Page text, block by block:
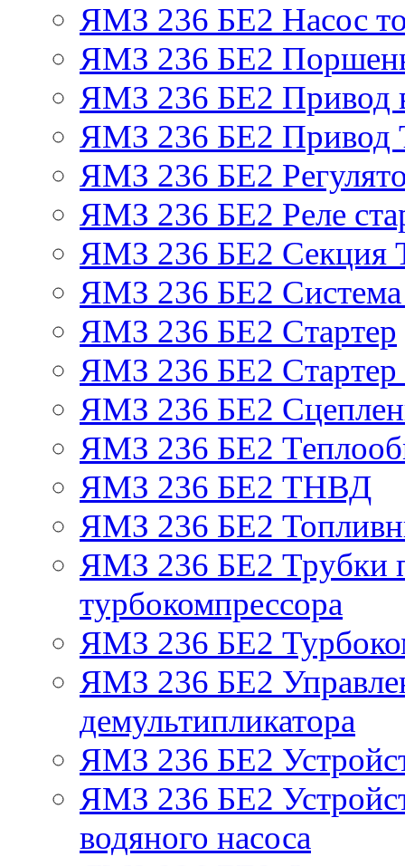
ЯМЗ 236 БЕ2 Насос
ЯМЗ 236 БЕ2
ЯМЗ 236 БЕ2 Привод
ЯМЗ 236 БЕ2
ЯМЗ 236 БЕ2
ЯМЗ 236 БЕ2 Реле
ЯМЗ 236 БЕ2
ЯМЗ 236 БЕ2
ЯМЗ 236 БЕ2 Стартер
ЯМЗ 236 БЕ2 Стартер
ЯМЗ 236 БЕ2
ЯМЗ 236 БЕ2
ЯМЗ 236 БЕ2 ТНВД
ЯМЗ 236 БЕ2
ЯМЗ 236 БЕ2 Трубки
турбокомпрессора
ЯМЗ 236 БЕ2
ЯМЗ 236 БЕ2
демультипликатора
ЯМЗ 236 БЕ2
ЯМЗ 236 БЕ2
водяного насоса